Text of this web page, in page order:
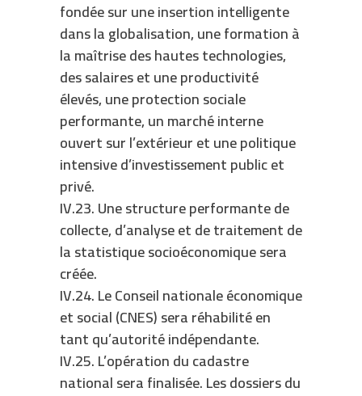
fondée sur une insertion intelligente
dans la globalisation, une formation à
la maîtrise des hautes technologies,
des salaires et une productivité
élevés, une protection sociale
performante, un marché interne
ouvert sur l’extérieur et une politique
intensive d’investissement public et
privé.
IV.23. Une structure performante de
collecte, d’analyse et de traitement de
la statistique socioéconomique sera
créée.
IV.24. Le Conseil nationale économique
et social (CNES) sera réhabilité en
tant qu’autorité indépendante.
IV.25. L’opération du cadastre
national sera finalisée. Les dossiers du